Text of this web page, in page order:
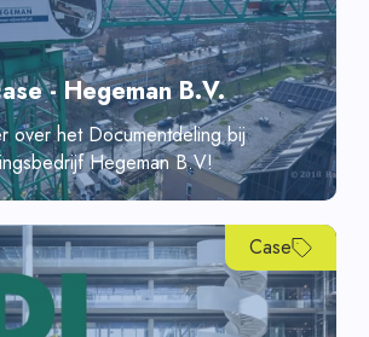
- Hegeman B.V.
over het Documentdeling bij
Hegeman B.V!
Case